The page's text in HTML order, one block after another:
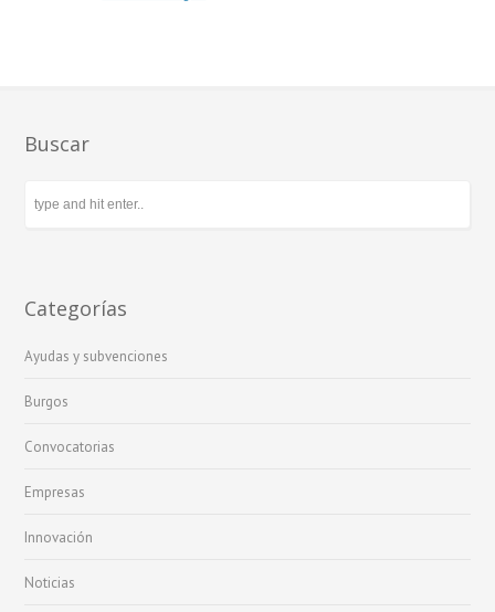
Buscar
Categorías
Ayudas y subvenciones
Burgos
Convocatorias
Empresas
Innovación
Noticias